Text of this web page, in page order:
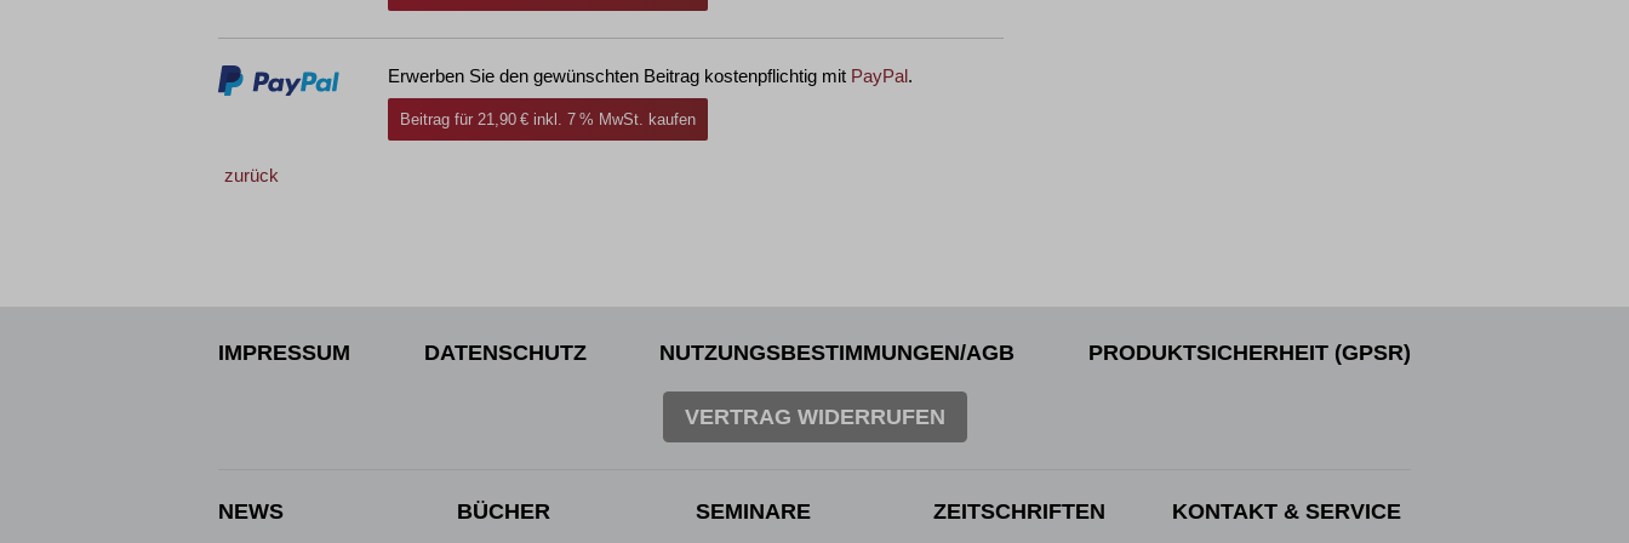
Erwerben Sie den gewünschten Beitrag kostenpflichtig mit PayPal.
Beitrag für 21,90 € inkl. 7 % MwSt. kaufen
zurück
IMPRESSUM DATENSCHUTZ NUTZUNGSBESTIMMUNGEN/AGB PRODUKTSICHERHEIT (GPSR)
VERTRAG WIDERRUFEN
NEWS BÜCHER SEMINARE ZEITSCHRIFTEN KONTAKT & SERVICE